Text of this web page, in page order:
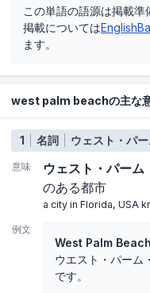
この単語の語源は掲載準
掲載については
ます。
west palm beachの主な
1 名詞 ウェスト・パ
意味 ウェスト・パーム
のある都市
a city in Florida, USA
例文
West Palm
ウエスト・パーム
です。